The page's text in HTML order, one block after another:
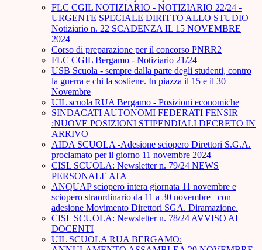
FLC CGIL NOTIZIARIO - NOTIZIARIO 22/24 -
URGENTE SPECIALE DIRITTO ALLO STUDIO
Notiziario n. 22 SCADENZA IL 15 NOVEMBRE
2024
Corso di preparazione per il concorso PNRR2
FLC CGIL Bergamo - Notiziario 21/24
USB Scuola - sempre dalla parte degli studenti, contro
la guerra e chi la sostiene. In piazza il 15 e il 30
Novembre
UIL scuola RUA Bergamo - Posizioni economiche
SINDACATI AUTONOMI FEDERATI FENSIR
:NUOVE POSIZIONI STIPENDIALI DECRETO IN
ARRIVO
AIDA SCUOLA -Adesione sciopero Direttori S.G.A.
proclamato per il giorno 11 novembre 2024
CISL SCUOLA: Newsletter n. 79/24 NEWS
PERSONALE ATA
ANQUAP sciopero intera giornata 11 novembre e
sciopero straordinario da 11 a 30 novembre_ con
adesione Movimento Direttori SGA. Diramazione.
CISL SCUOLA: Newsletter n. 78/24 AVVISO AI
DOCENTI
UIL SCUOLA RUA BERGAMO: